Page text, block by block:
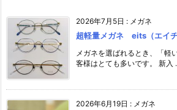
2026年7月5日 : メガネ
超軽量メガネ eits（エイチ
メガネを選ばれるとき、「軽
客様はとても多いです。 新入
2026年6月19日 : メガネ